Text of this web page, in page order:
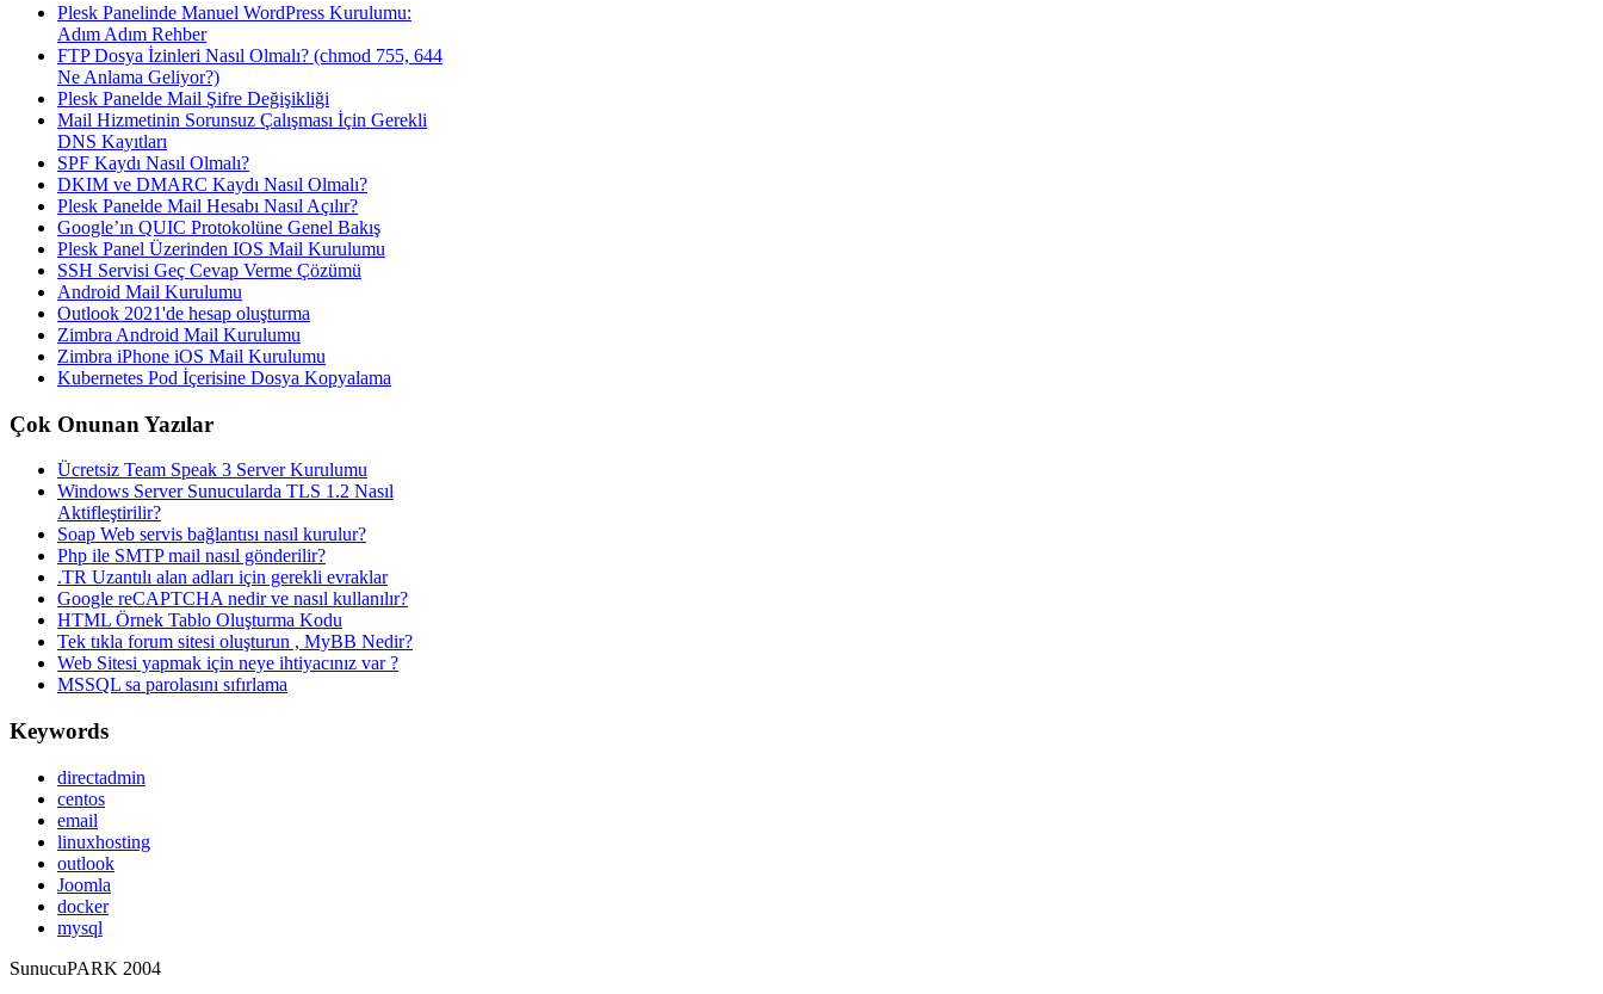
Plesk Panelinde Manuel WordPress Kurulumu:
Adım Adım Rehber
FTP Dosya İzinleri Nasıl Olmalı? (chmod 755, 644
Ne Anlama Geliyor?)
Plesk Panelde Mail Şifre Değişikliği
Mail Hizmetinin Sorunsuz Çalışması İçin Gerekli
DNS Kayıtları
SPF Kaydı Nasıl Olmalı?
DKIM ve DMARC Kaydı Nasıl Olmalı?
Plesk Panelde Mail Hesabı Nasıl Açılır?
Google’ın QUIC Protokolüne Genel Bakış
Plesk Panel Üzerinden IOS Mail Kurulumu
SSH Servisi Geç Cevap Verme Çözümü
Android Mail Kurulumu
Outlook 2021'de hesap oluşturma
Zimbra Android Mail Kurulumu
Zimbra iPhone iOS Mail Kurulumu
Kubernetes Pod İçerisine Dosya Kopyalama
Çok Onunan Yazılar
Ücretsiz Team Speak 3 Server Kurulumu
Windows Server Sunucularda TLS 1.2 Nasıl
Aktifleştirilir?
Soap Web servis bağlantısı nasıl kurulur?
Php ile SMTP mail nasıl gönderilir?
.TR Uzantılı alan adları için gerekli evraklar
Google reCAPTCHA nedir ve nasıl kullanılır?
HTML Örnek Tablo Oluşturma Kodu
Tek tıkla forum sitesi oluşturun , MyBB Nedir?
Web Sitesi yapmak için neye ihtiyacınız var ?
MSSQL sa parolasını sıfırlama
Keywords
directadmin
centos
email
linuxhosting
outlook
Joomla
docker
mysql
SunucuPARK 2004